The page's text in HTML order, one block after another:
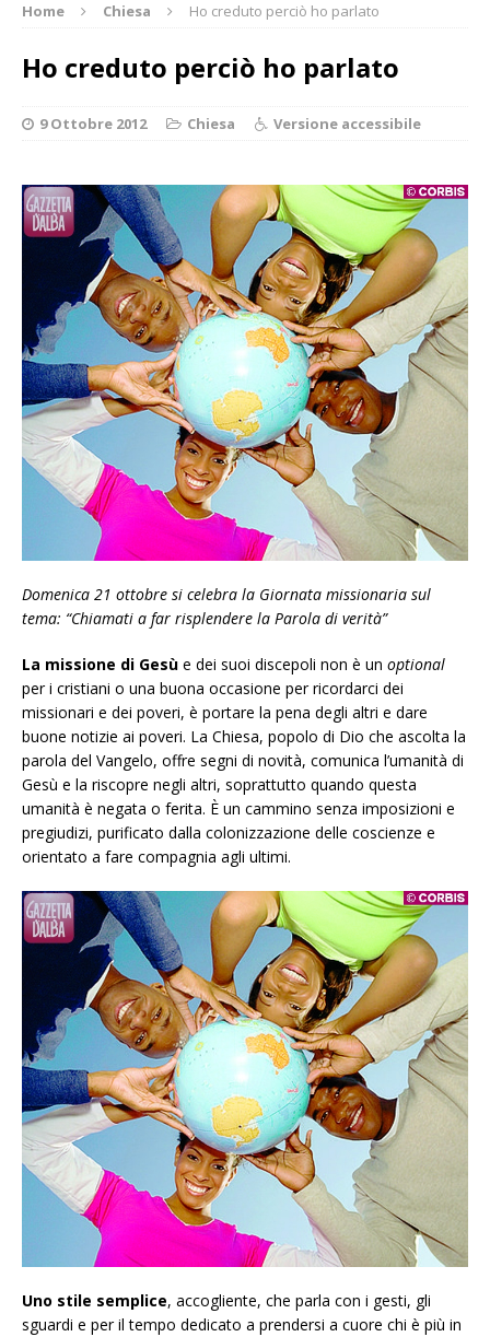
Home Chiesa Ho creduto perciò ho parlato
Ho creduto perciò ho parlato
9 Ottobre 2012 Chiesa Versione accessibile
Domenica 21 ottobre si celebra la Giornata missionaria sul
tema: “Chiamati a far risplendere la Parola di verità”
La missione di Gesù e dei suoi discepoli non è un optional
per i cristiani o una buona occasione per ricordarci dei
missionari e dei poveri, è portare la pena degli altri e dare
buone notizie ai poveri. La Chiesa, popolo di Dio che ascolta la
parola del Vangelo, offre segni di novità, comunica l’umanità di
Gesù e la riscopre negli altri, soprattutto quando questa
umanità è negata o ferita. È un cammino senza imposizioni e
pregiudizi, purificato dalla colonizzazione delle coscienze e
orientato a fare compagnia agli ultimi.
Uno stile semplice, accogliente, che parla con i gesti, gli
sguardi e per il tempo dedicato a prendersi a cuore chi è più in